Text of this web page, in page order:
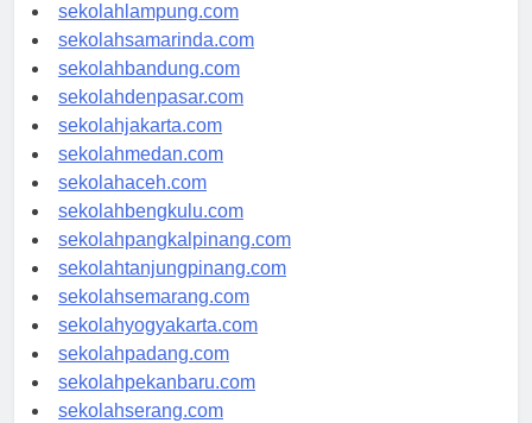
sekolahlampung.com
sekolahsamarinda.com
sekolahbandung.com
sekolahdenpasar.com
sekolahjakarta.com
sekolahmedan.com
sekolahaceh.com
sekolahbengkulu.com
sekolahpangkalpinang.com
sekolahtanjungpinang.com
sekolahsemarang.com
sekolahyogyakarta.com
sekolahpadang.com
sekolahpekanbaru.com
sekolahserang.com